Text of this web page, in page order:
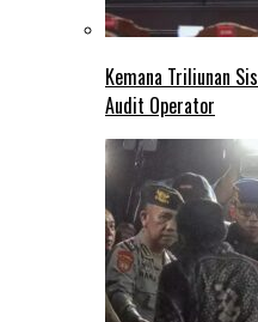
Kemana Triliunan
Audit Operator